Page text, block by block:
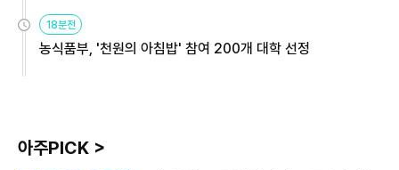
18분전
농식품부, '천원의 아침밥' 참여 200개 대학 선정
아주PICK >